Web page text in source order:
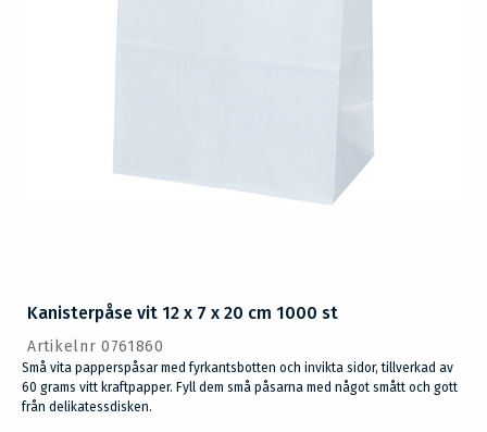
Kanisterpåse vit 12 x 7 x 20 cm 1000 st
Artikelnr 0761860
Små vita papperspåsar med fyrkantsbotten och invikta sidor, tillverkad av
60 grams vitt kraftpapper. Fyll dem små påsarna med något smått och gott
från delikatessdisken.